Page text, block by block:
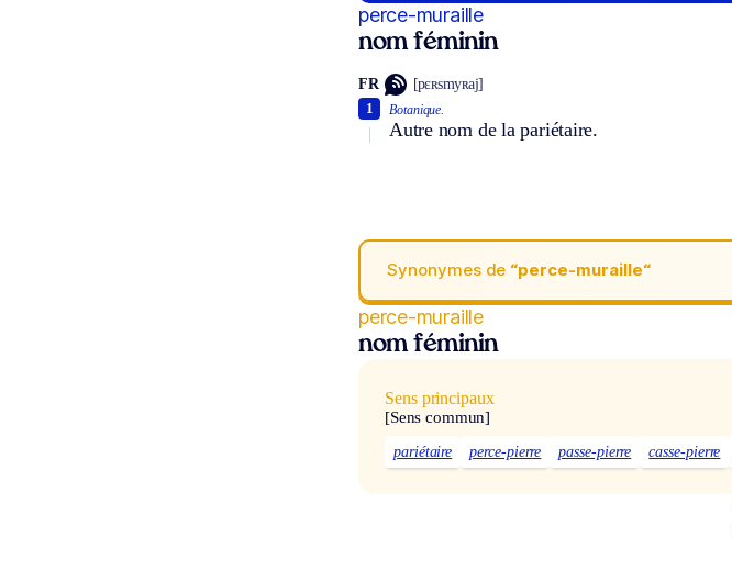
perce-muraille
nom féminin
FR [pɛʀsmyʀaj]
Botanique.
Autre nom de la pariétaire.
1
Synonymes de “perce-muraille“
perce-muraille
nom féminin
Sens principaux
[Sens commun]
pariétaire perce-pierre passe-pierre casse-pierre